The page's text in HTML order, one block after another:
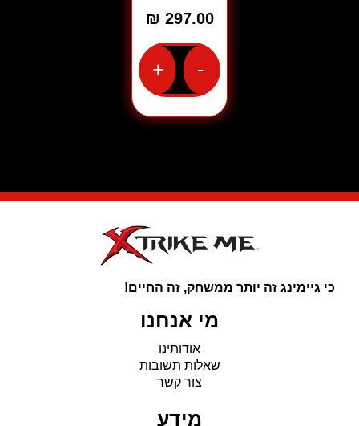
297.00
₪
-
כמות
של
אוזניות
גיימינג
אלחוטיות
XtrikeMe
בצבע
+
כי גיימינג זה יותר ממשחק, זה החיים!
מי אנחנו
אודותינו
שאלות תשובות
צור קשר
מידע